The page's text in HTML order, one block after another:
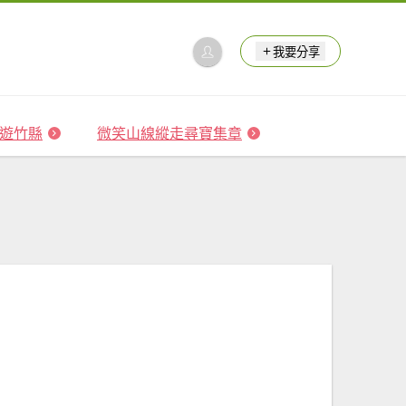
我要分享
竹縣 微笑山線縱走尋寶集章